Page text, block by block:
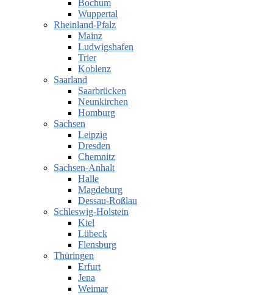
Bochum
Wuppertal
Rheinland-Pfalz
Mainz
Ludwigshafen
Trier
Koblenz
Saarland
Saarbrücken
Neunkirchen
Homburg
Sachsen
Leipzig
Dresden
Chemnitz
Sachsen-Anhalt
Halle
Magdeburg
Dessau-Roßlau
Schleswig-Holstein
Kiel
Lübeck
Flensburg
Thüringen
Erfurt
Jena
Weimar